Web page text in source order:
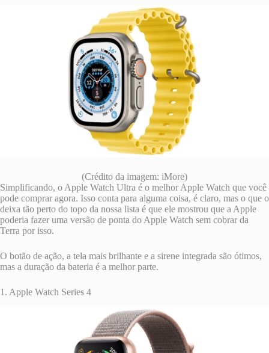
(Crédito da imagem: iMore)
Simplificando, o Apple Watch Ultra é o melhor Apple Watch que você
pode comprar agora. Isso conta para alguma coisa, é claro, mas o que o
deixa tão perto do topo da nossa lista é que ele mostrou que a Apple
poderia fazer uma versão de ponta do Apple Watch sem cobrar da
Terra por isso.
O botão de ação, a tela mais brilhante e a sirene integrada são ótimos,
mas a duração da bateria é a melhor parte.
1. Apple Watch Series 4